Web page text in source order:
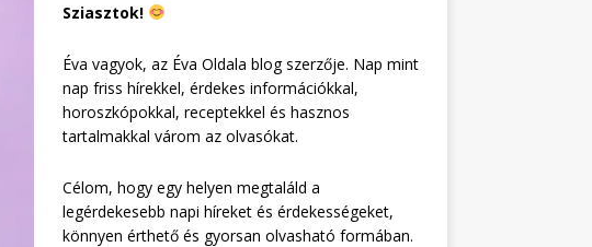
Sziasztok!
Éva vagyok, az Éva Oldala blog szerzője. Nap mint
nap friss hírekkel, érdekes információkkal,
horoszkópokkal, receptekkel és hasznos
tartalmakkal várom az olvasókat.
Célom, hogy egy helyen megtaláld a
legérdekesebb napi híreket és érdekességeket,
könnyen érthető és gyorsan olvasható formában.